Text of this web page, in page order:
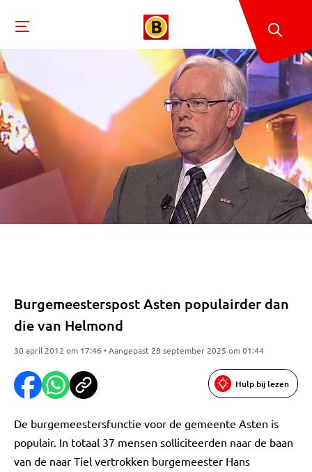
Burgemeesterspost Asten populairder dan
die van Helmond
30 april 2012 om 17:46 • Aangepast 28 september 2025 om 01:44
Hulp bij lezen
De burgemeestersfunctie voor de gemeente Asten is
populair. In totaal 37 mensen solliciteerden naar de baan
van de naar Tiel vertrokken burgemeester Hans